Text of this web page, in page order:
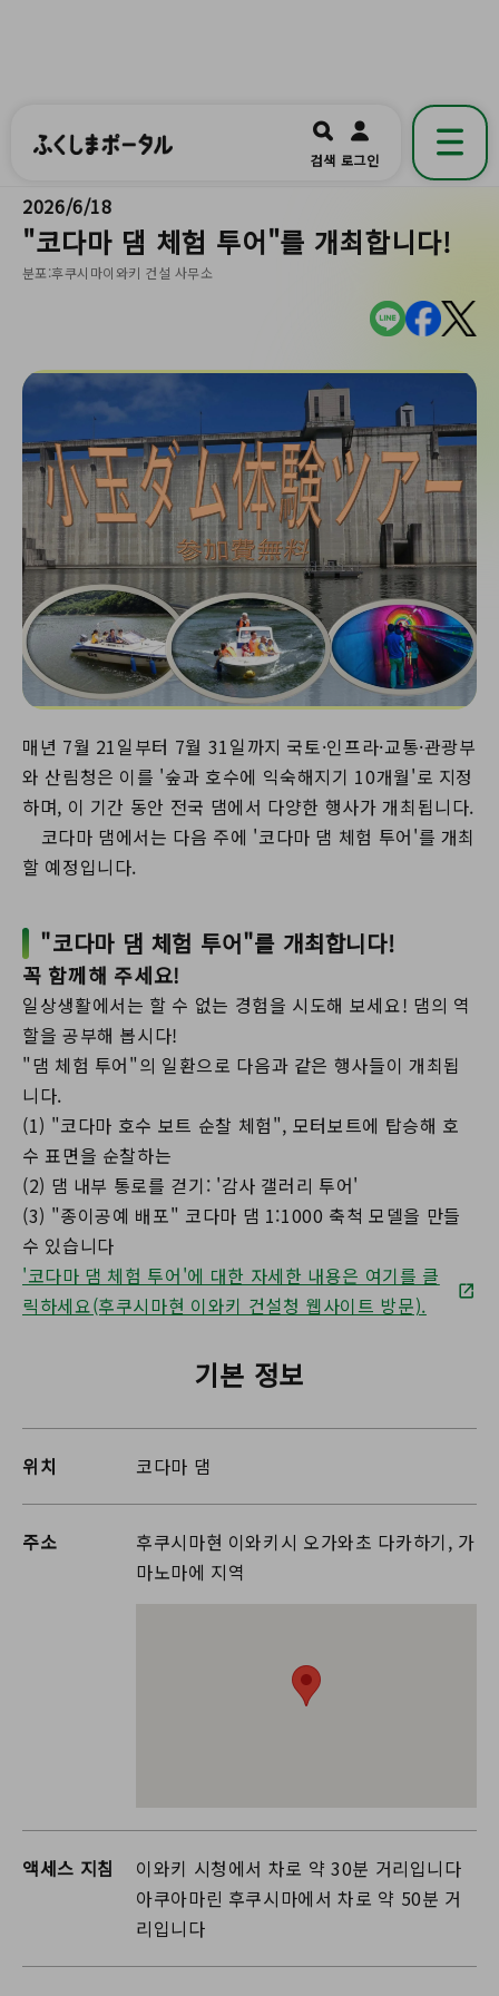
福島県公式の地域情報ポータルアプリ
開く
검색 로그인
2026/6/18
"코다마 댐 체험 투어"를 개최합니다!
분포:후쿠시마이와키 건설 사무소
매년 7월 21일부터 7월 31일까지 국토·인프라·교통·관광부
와 산림청은 이를 '숲과 호수에 익숙해지기 10개월'로 지정
하며, 이 기간 동안 전국 댐에서 다양한 행사가 개최됩니다.
코다마 댐에서는 다음 주에 '코다마 댐 체험 투어'를 개최
할 예정입니다.
"코다마 댐 체험 투어"를 개최합니다!
꼭 함께해 주세요!
일상생활에서는 할 수 없는 경험을 시도해 보세요! 댐의 역
할을 공부해 봅시다!
"댐 체험 투어"의 일환으로 다음과 같은 행사들이 개최됩
니다.
(1) "코다마 호수 보트 순찰 체험", 모터보트에 탑승해 호
수 표면을 순찰하는
(2) 댐 내부 통로를 걷기: '감사 갤러리 투어'
(3) "종이공예 배포" 코다마 댐 1:1000 축척 모델을 만들
수 있습니다
'코다마 댐 체험 투어'에 대한 자세한 내용은 여기를 클
릭하세요(후쿠시마현 이와키 건설청 웹사이트 방문).
기본 정보
위치 코다마 댐
주소
후쿠시마현 이와키시 오가와초 다카하기, 가
마노마에 지역
액세스 지침
이와키 시청에서 차로 약 30분 거리입니다
아쿠아마린 후쿠시마에서 차로 약 50분 거
리입니다